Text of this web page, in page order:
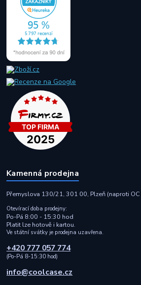
Kamenná prodejna
Přemyslova 130/21, 301 00, Plzeň (naproti OC
Otevírací doba prodejny:
Po-Pá 8:00 - 15:30 hod
Platit lze hotově i kartou.
Ve státní svátky je prodejna uzavřena.
+420 777 057 774
(Po-Pá 8-15:30 hod)
info@coolcase.cz